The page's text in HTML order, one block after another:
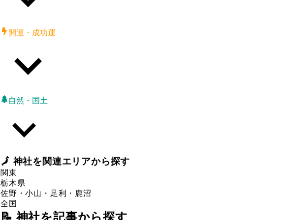
開運・成功運
自然・国土
🗾神社を関連エリアから探す
関東
栃木県
佐野・小山・足利・鹿沼
全国
📝 神社を記事から探す